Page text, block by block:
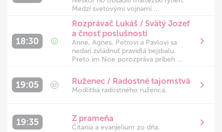
Medzi svetovými vojnami ...
18:30
Rozprávač Lukáš / Svätý Jozef
a čnosť poslušnosti
Anne, Agnes, Petrovi a Pavlovi sa
nedarí zvládnuť pravidlá bejsbalu.
Preto im Noe porozpráva príbeh ...
19:05 ST Ruženec / Radostné tajomstvá
Modlitba radostného ruženca.
19:35 Z prameňa
Čítania a evanjelium zo dňa.